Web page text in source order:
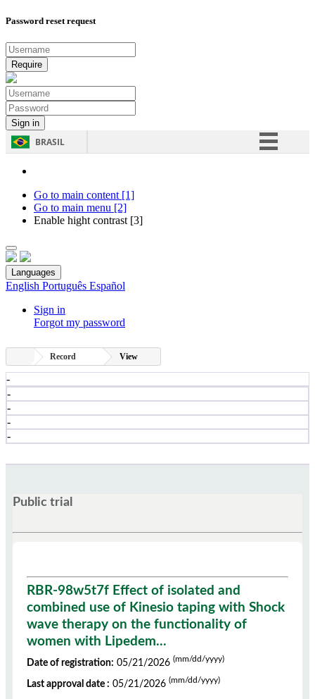
Password reset request
BRASIL
Go to main content [1]
Go to main menu [2]
Enable hight contrast [3]
Languages
English Português Español
Sign in
Forgot my password
Record View
-
-
-
-
-
Public trial
RBR-98w5t7f Effect of isolated and
combined use of Kinesio taping with Shock
wave therapy on the functionality of
women with Lipedem...
Date of registration: 05/21/2026 (mm/dd/yyyy)
Last approval date : 05/21/2026 (mm/dd/yyyy)